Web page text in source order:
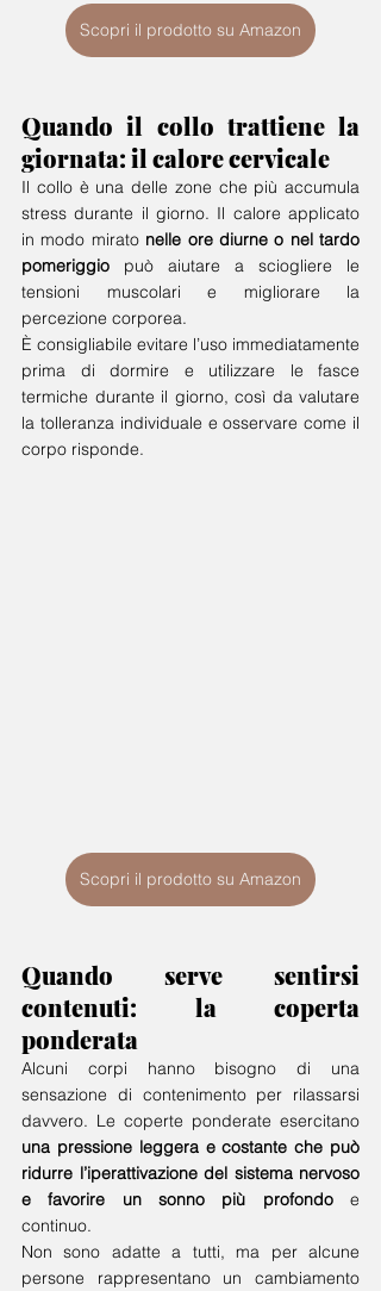
Scopri il prodotto su Amazon
Quando il collo trattiene la
giornata: il calore cervicale
Il collo è una delle zone che più accumula
stress durante il giorno. Il calore applicato
in modo mirato nelle ore diurne o nel tardo
pomeriggio può aiutare a sciogliere le
tensioni muscolari e migliorare la
percezione corporea.
È consigliabile evitare l’uso immediatamente
prima di dormire e utilizzare le fasce
termiche durante il giorno, così da valutare
la tolleranza individuale e osservare come il
corpo risponde.
Scopri il prodotto su Amazon
Quando serve sentirsi
contenuti: la coperta
ponderata
Alcuni corpi hanno bisogno di una
sensazione di contenimento per rilassarsi
una pressione leggera e costante che può
ridurre l’iperattivazione del sistema nervoso
e favorire un sonno più profondo e
continuo.
Non sono adatte a tutti, ma per alcune
persone rappresentano un cambiamento